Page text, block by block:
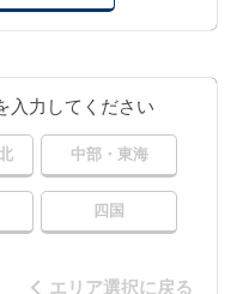
入力してください
中部・東海
四国
エリア選択に戻る